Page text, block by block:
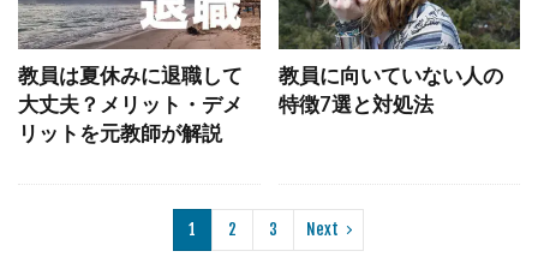
教員は夏休みに退職して
大丈夫？メリット・デメ
リットを元教師が解説
教員に向いていない人の
特徴7選と対処法
1 2 3 Next